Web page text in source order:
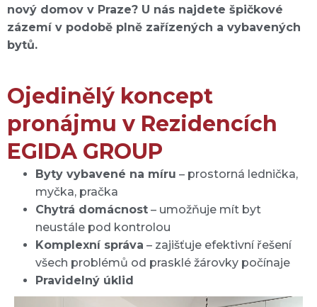
nový domov v Praze? U nás najdete špičkové
zázemí v podobě plně zařízených a vybavených
bytů.
Ojedinělý koncept
pronájmu v Rezidencích
EGIDA GROUP
Byty vybavené na míru – prostorná lednička,
myčka, pračka
Chytrá domácnost – umožňuje mít byt
neustále pod kontrolou
Komplexní správa – zajišťuje efektivní řešení
všech problémů od prasklé žárovky počínaje
Pravidelný úklid